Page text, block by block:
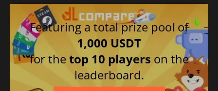
Featuring a total prize pool of
1,000 USDT
for thetop 10 players on the
leaderboard.